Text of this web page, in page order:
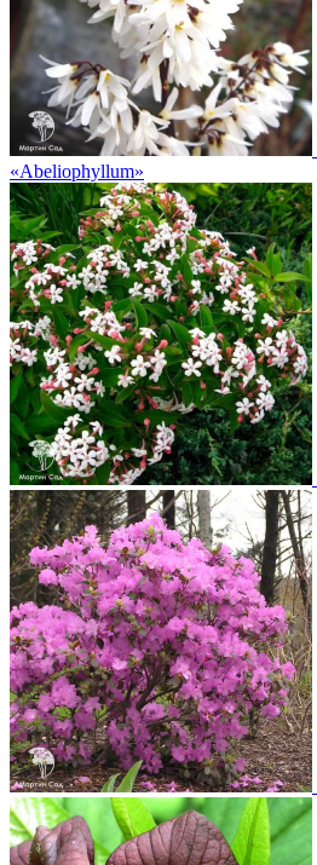
«Abeliophyllum»